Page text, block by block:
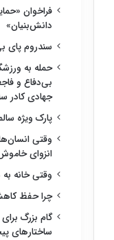
فراخوان
دانش‌بنیان»
سندروم پای
حمله به
بی‌دفاع و
جهادی کادر
پارک ویژه
وقتی
انزوای
وقتی خانه
چرا حفظ
گام بزرگ
ساختارهای